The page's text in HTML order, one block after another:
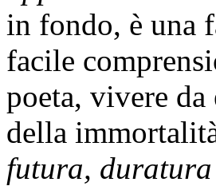
in fondo, è una
facile
poeta, vivere da
della
futura, duratura